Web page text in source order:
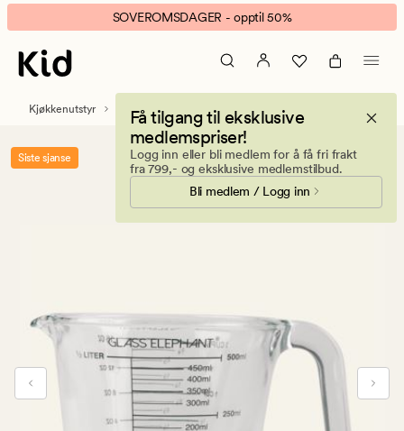
Trine
målebeger
transparent
banner.
Klikk
ESCAPE
pause.
SOVEROMSDAGER - opptil 50%
Få tilgang til eksklusive
medlemspriser!
Logg inn eller bli medlem for å få fri frakt
fra 799,- og eksklusive medlemstilbud.
Bli medlem / Logg inn
Kjøkkenutstyr Bestikk og kjøkkenredskap
Siste sjanse